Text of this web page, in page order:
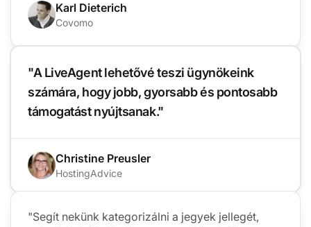
Karl Dieterich
Covomo
"A LiveAgent lehetővé teszi ügynökeink
számára, hogy jobb, gyorsabb és pontosabb
támogatást nyújtsanak."
Christine Preusler
HostingAdvice
"Segít nekünk kategorizálni a jegyek jellegét,